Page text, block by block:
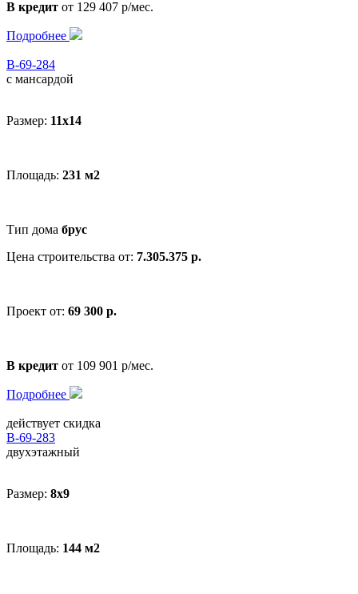
В кредит от 129 407 р/мес.
Подробнее
В-69-284
с мансардой
Размер: 11x14
Площадь: 231 м2
Тип дома брус
Цена строительства от: 7.305.375 р.
Проект от: 69 300 р.
В кредит от 109 901 р/мес.
Подробнее
действует скидка
В-69-283
двухэтажный
Размер: 8x9
Площадь: 144 м2